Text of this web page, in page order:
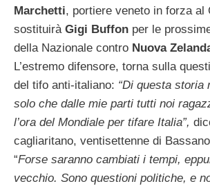
Marchetti, portiere veneto in forza al
sostituirà Gigi Buffon per le
della Nazionale contro Nuova
L’estremo difensore, torna sulla
del tifo anti-italiano: “Di questa storia
solo che dalle mie parti tutti noi
l’ora del Mondiale per tifare Italia”,
cagliaritano, ventisettenne di
“Forse saranno cambiati i tempi,
vecchio. Sono questioni politiche, e